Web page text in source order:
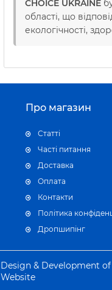
CHOICE UKRAINE
області, що
екологічності,
Про магазин
Статті
Часті питання
Доставка
Оплата
Контакти
Політика
Дропшипінг
Design & Development of
Website